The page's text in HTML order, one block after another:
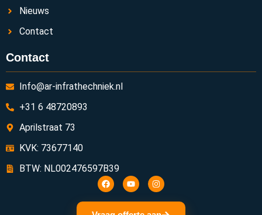
Nieuws
Contact
Contact
Info@ar-infrathechniek.nl
+31 6 48720893
Aprilstraat 73
KVK: 73677140
BTW: NL002476597B39